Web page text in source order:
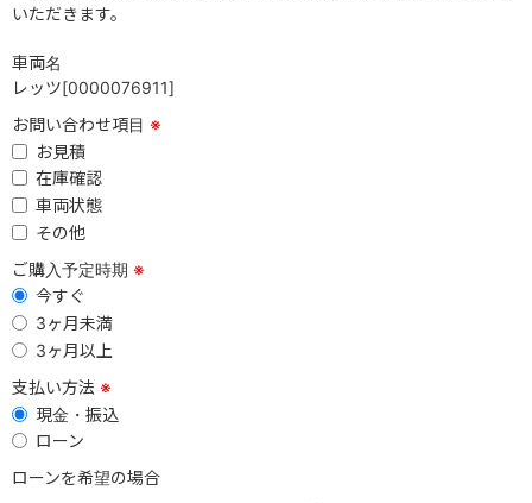
いただきます。
車両名
レッツ[0000076911]
お問い合わせ項目 ※
お見積
在庫確認
車両状態
その他
ご購入予定時期 ※
今すぐ
3ヶ月未満
3ヶ月以上
支払い方法 ※
現金・振込
ローン
ローンを希望の場合